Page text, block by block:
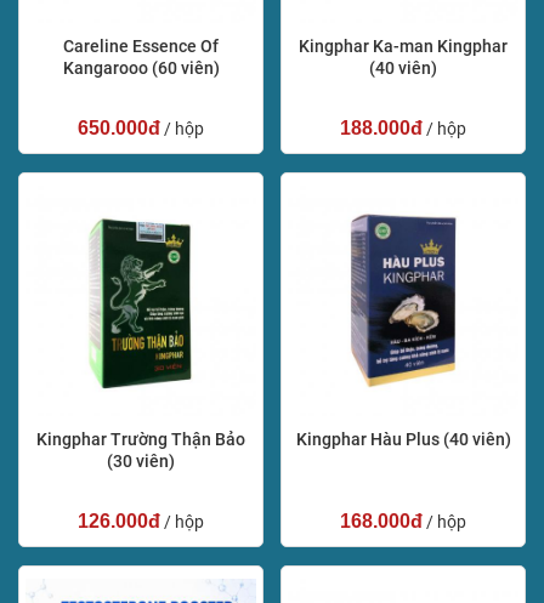
Careline Essence Of
Kangarooo (60 viên)
650.000đ / hộp
Kingphar Ka-man Kingphar
(40 viên)
188.000đ / hộp
Kingphar Trường Thận Bảo
(30 viên)
126.000đ / hộp
Kingphar Hàu Plus (40 viên)
168.000đ / hộp